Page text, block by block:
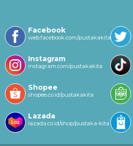
Facebook
web.facebook.com/pustakakitayk/
Instagram
instagram.com/pustakakita
Shopee
shopee.co.id/pustakakita
Lazada
lazada.co.id/shop/pustaka-kita